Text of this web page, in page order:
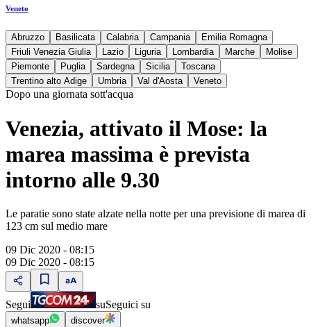
Veneto
Abruzzo Basilicata Calabria Campania
Emilia Romagna
Friuli Venezia Giulia
Lazio Liguria Lombardia Marche
Molise
Piemonte
Puglia Sardegna Sicilia
Toscana
Trentino alto Adige
Umbria Val d'Aosta Veneto
Dopo una giornata sott'acqua
Venezia, attivato il Mose: la
marea massima è prevista
intorno alle 9.30
Le paratie sono state alzate nella notte per una previsione di marea di
123 cm sul medio mare
09 Dic 2020 - 08:15
09 Dic 2020 - 08:15
Segui suSeguici su
whatsapp discover